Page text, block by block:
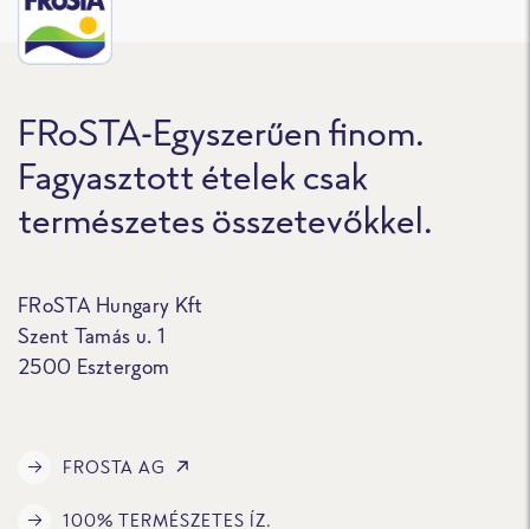
FRoSTA-Egyszerűen finom.
Fagyasztott ételek csak
természetes összetevőkkel.
FRoSTA Hungary Kft
Szent Tamás u. 1
2500 Esztergom
FROSTA AG
100% TERMÉSZETES ÍZ.